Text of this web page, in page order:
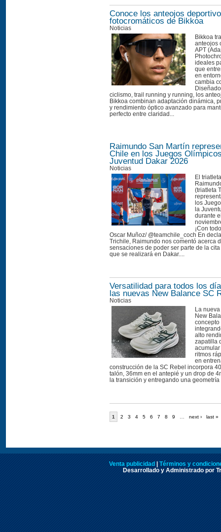
Conoce los anteojos
fotocromáticos de Bikkoa
Noticias
Bikkoa
anteojos
APT
ideales
que
en
cambia
ciclismo, trail running y running, los
Bikkoa combinan adaptación dinámica,
y rendimiento óptico avanzado para
perfecto entre claridad...
Raimundo San Martín
Chile en los Juegos
Juventud Dakar 2026
Noticias
El
(triatleta
los
la
durante
¡Con
Oscar Muñoz/ @teamchile_coch En
Trichile, Raimundo nos comentó acerca
sensaciones de poder ser parte de la
que se realizará en Dakar....
Versatilidad para todos los
las nuevas New Balance SC
Noticias
La
New
concepto
alto
zapatilla
ritmos
en
construcción de la SC Rebel incorpora
talón, 36mm en el antepié y un drop de
la transición y entregando una
1 2 3 4 5 6 7 8 9 … next › last »
Venta publicidad
Términos y
Desarrollado y Administrado por